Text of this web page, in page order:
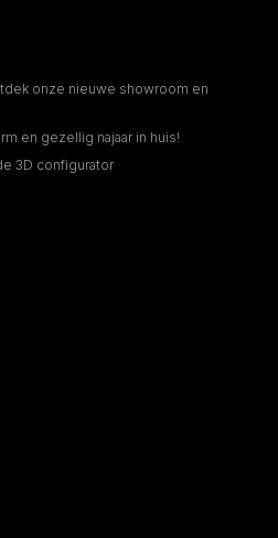
onze nieuwe showroom en
en gezellig najaar in huis!
3D configurator